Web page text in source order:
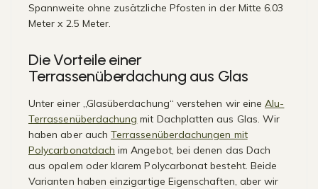
Spannweite ohne zusätzliche Pfosten in der Mitte 6.03
Meter x 2.5 Meter.
Die Vorteile einer
Terrassenüberdachung aus Glas
Unter einer „Glasüberdachung“ verstehen wir eineAlu-
Terrassenüberdachung mit Dachplatten aus Glas. Wir
haben aber auchTerrassenüberdachungen mit
Polycarbonatdach im Angebot, bei denen das Dach
aus opalem oder klarem Polycarbonat besteht. Beide
Varianten haben einzigartige Eigenschaften, aber wir